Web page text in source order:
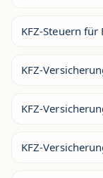
KFZ-Steuern für
KFZ-
KFZ-
KFZ-